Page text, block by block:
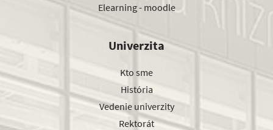
Elearning - moodle
Univerzita
Kto sme
História
Vedenie univerzity
Rektorát